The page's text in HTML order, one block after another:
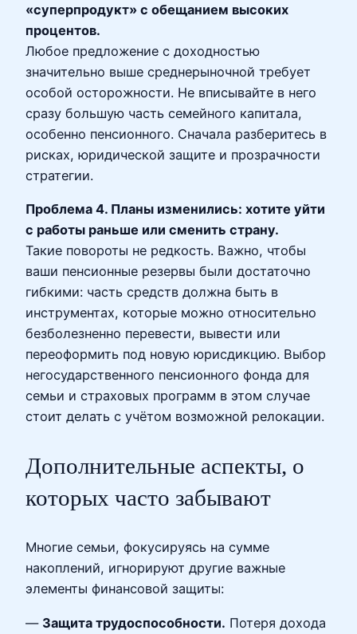
«суперпродукт» с обещанием высоких
процентов.
Любое предложение с доходностью
значительно выше среднерыночной требует
особой осторожности. Не вписывайте в него
сразу большую часть семейного капитала,
особенно пенсионного. Сначала разберитесь в
рисках, юридической защите и прозрачности
стратегии.
Проблема 4. Планы изменились: хотите уйти
с работы раньше или сменить страну.
Такие повороты не редкость. Важно, чтобы
ваши пенсионные резервы были достаточно
гибкими: часть средств должна быть в
инструментах, которые можно относительно
безболезненно перевести, вывести или
переоформить под новую юрисдикцию. Выбор
негосударственного пенсионного фонда для
семьи и страховых программ в этом случае
стоит делать с учётом возможной релокации.
Дополнительные аспекты, о
которых часто забывают
Многие семьи, фокусируясь на сумме
накоплений, игнорируют другие важные
элементы финансовой защиты:
— Защита трудоспособности. Потеря дохода